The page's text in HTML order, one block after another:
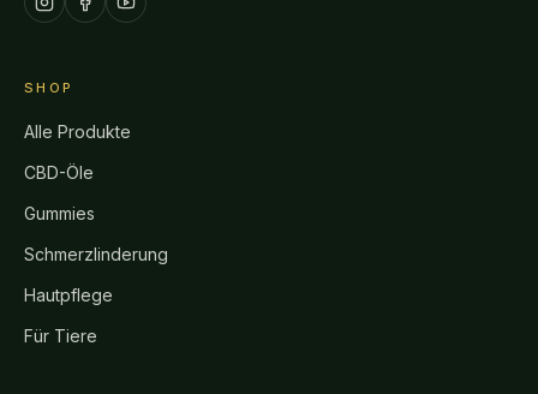
SHOP
Alle Produkte
CBD-Öle
Gummies
Schmerzlinderung
Hautpflege
Für Tiere